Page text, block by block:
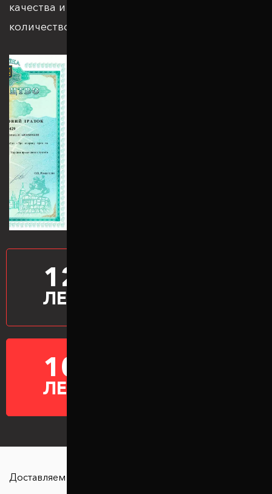
качества и подкрепляется большим
количеством патентов и сертификатов
12
ЛЕТ
10
ЛЕТ
Доставляем в любую точку страны